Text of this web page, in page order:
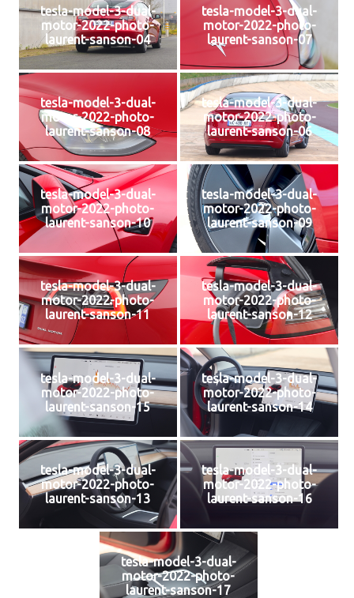
tesla-model-3-dual-
motor-2022-photo-
laurent-sanson-04
tesla-model-3-dual-
motor-2022-photo-
laurent-sanson-07
tesla-model-3-dual-
motor-2022-photo-
laurent-sanson-08
tesla-model-3-dual-
motor-2022-photo-
laurent-sanson-06
tesla-model-3-dual-
motor-2022-photo-
laurent-sanson-10
tesla-model-3-dual-
motor-2022-photo-
laurent-sanson-09
tesla-model-3-dual-
motor-2022-photo-
laurent-sanson-11
tesla-model-3-dual-
motor-2022-photo-
laurent-sanson-12
tesla-model-3-dual-
motor-2022-photo-
laurent-sanson-15
tesla-model-3-dual-
motor-2022-photo-
laurent-sanson-14
tesla-model-3-dual-
motor-2022-photo-
laurent-sanson-13
tesla-model-3-dual-
motor-2022-photo-
laurent-sanson-16
tesla-model-3-dual-
motor-2022-photo-
laurent-sanson-17